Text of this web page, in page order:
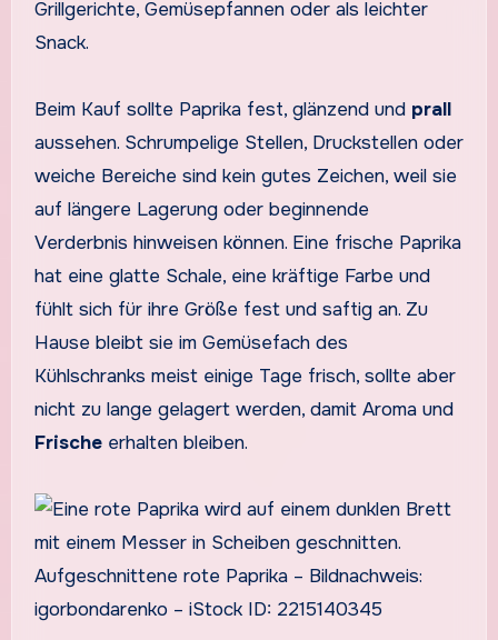
Grillgerichte, Gemüsepfannen oder als leichter
Snack.
Beim Kauf sollte Paprika fest, glänzend und prall
aussehen. Schrumpelige Stellen, Druckstellen oder
weiche Bereiche sind kein gutes Zeichen, weil sie
auf längere Lagerung oder beginnende
Verderbnis hinweisen können. Eine frische Paprika
hat eine glatte Schale, eine kräftige Farbe und
fühlt sich für ihre Größe fest und saftig an. Zu
Hause bleibt sie im Gemüsefach des
Kühlschranks meist einige Tage frisch, sollte aber
nicht zu lange gelagert werden, damit Aroma und
Frischeerhalten bleiben.
Aufgeschnittene rote Paprika – Bildnachweis:
igorbondarenko – iStock ID: 2215140345